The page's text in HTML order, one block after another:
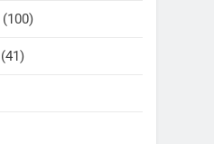
(100)
(41)